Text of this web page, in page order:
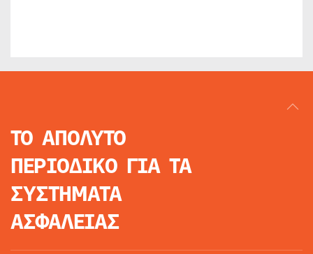
ΤΟ ΑΠΟΛΥΤΟ
ΠΕΡΙΟΔΙΚΟ ΓΙΑ ΤΑ
ΣΥΣΤΗΜΑΤΑ
ΑΣΦΑΛΕΙΑΣ